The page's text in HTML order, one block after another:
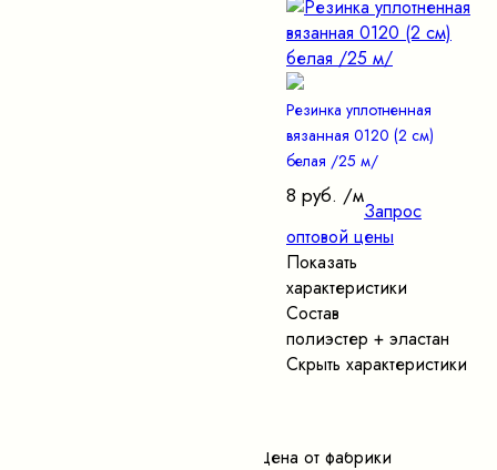
Резинка уплотненная
вязанная 0120 (2 см)
белая /25 м/
8 руб. /м
Запрос
оптовой цены
Показать
характеристики
Состав
полиэстер + эластан
Скрыть характеристики
Цена от фабрики